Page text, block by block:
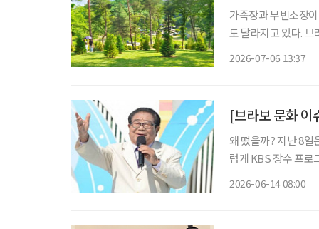
가족장과 무빈소장
도 달라지고 있다.
2026-07-06 13:37
[브라보 문화 이
왜 떴을까? 지난 8일
럽게 KBS 장수 프로
2026-06-14 08:00